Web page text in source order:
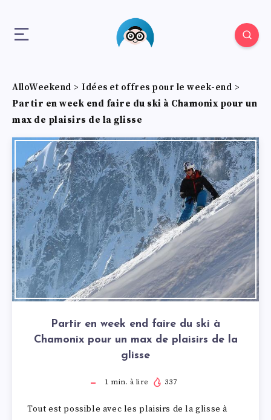
AlloWeekend > Idées et offres pour le week-end >
Partir en week end faire du ski à Chamonix pour un
max de plaisirs de la glisse
Partir en week end faire du ski à
Chamonix pour un max de plaisirs de la
glisse
1 min. à lire 337
Tout est possible avec les plaisirs de la glisse à